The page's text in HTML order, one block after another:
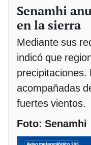
Senamhi
en la sierra
Mediante sus
indicó que
precipitaciones.
acompañadas
fuertes vientos.
Foto: Senamhi